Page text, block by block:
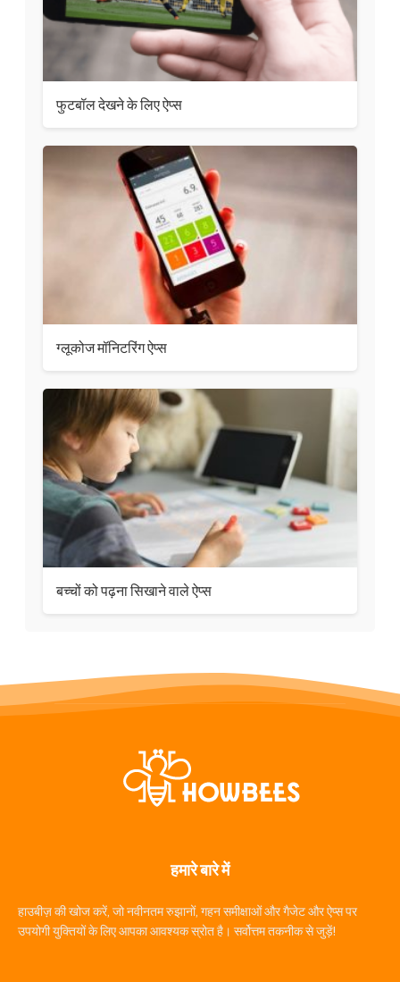
फुटबॉल देखने के लिए ऐप्स
ग्लूकोज मॉनिटरिंग ऐप्स
बच्चों को पढ़ना सिखाने वाले ऐप्स
हमारे बारे में
हाउबीज़ की खोज करें, जो नवीनतम रुझानों, गहन समीक्षाओं और गैजेट और ऐप्स पर
उपयोगी युक्तियों के लिए आपका आवश्यक स्रोत है। सर्वोत्तम तकनीक से जुड़ें!